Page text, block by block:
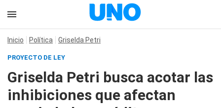
Inicio Política Griselda Petri
PROYECTO DE LEY
Griselda Petri busca acotar las
inhibiciones que afectan